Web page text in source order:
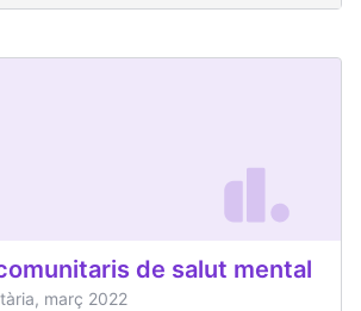
de salut mental
març 2022